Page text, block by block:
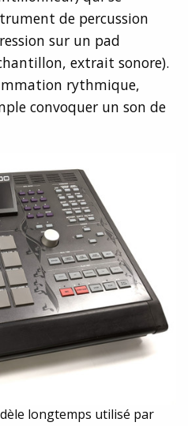
de percussion
sur un pad
extrait sonore).
rythmique,
convoquer un son de
longtemps utilisé par